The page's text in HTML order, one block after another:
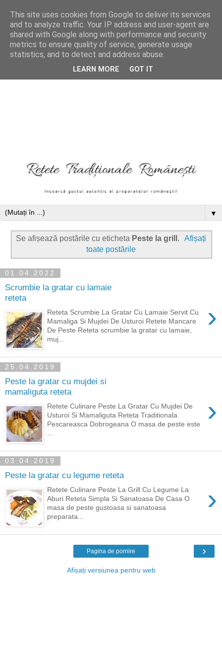
▼
Se afișează postările cu eticheta Peste la grill .
Afișați
toate postările
01.04.2022
Scrumbie la gratar cu lamaie
reteta
›
Reteta Scrumbie La Gratar Cu Lamaie Servit Cu
Mamaliga Si Mujdei De Usturoi Retete Mancare
De Peste Reteta scrumbie la gratar cu lamaie,
muj...
25.04.2019
Peste la gratar cu mujdei si
mamaliguta reteta
›
Retete Culinare Peste La Gratar Cu Mujdei De
Usturoi Si Mamaliguta Reteta Traditionala
Pescareasca Dobrogeana O masa de peste este
03.04.2019
Peste la gratar cu legume reteta
›
Retete Culinare Peste La Grill Cu Legume La
Aburi Reteta Simpla Si Sanatoasa De Casa O
masa de peste gustoasa si sanatoasa
preparata...
›
Pagina de pornire
Afișați versiunea pentru web
This site uses cookies from Google to deliver its services
and to analyze traffic. Your IP address and user-agent are
shared with Google along with performance and security
metrics to ensure quality of service, generate usage
statistics, and to detect and address abuse.
LEARN MORE GOT IT